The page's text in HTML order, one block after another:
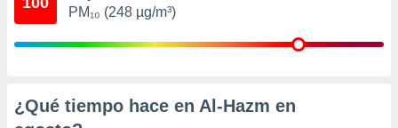
publicidad
PM₁₀ (248 µg/m³)
¿Qué tiempo hace en Al-Hazm en